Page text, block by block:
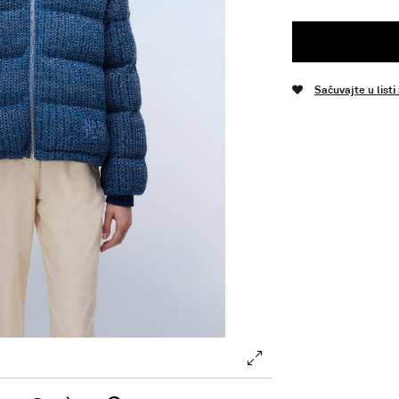
Sačuvajte u listi